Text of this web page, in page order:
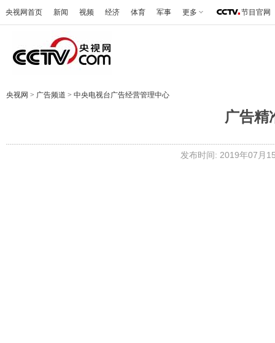
央视网首页 新闻 视频 经济 体育 军事 更多 节目官网
央视网 > 广告频道 > 中央电视台广告经营管理中心
广告精
发布时间: 2019年07月